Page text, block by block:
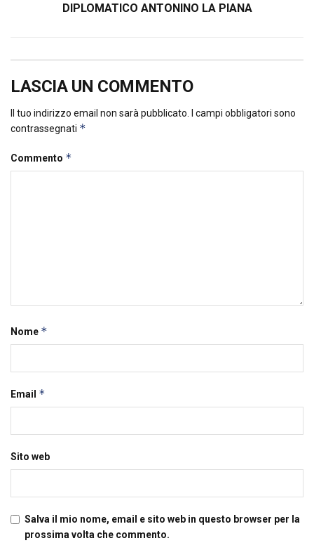
DIPLOMATICO ANTONINO LA PIANA
LASCIA UN COMMENTO
Il tuo indirizzo email non sarà pubblicato.
I campi obbligatori sono
contrassegnati *
Commento *
Nome *
Email *
Sito web
Salva il mio nome, email e sito web in questo browser per la
prossima volta che commento.